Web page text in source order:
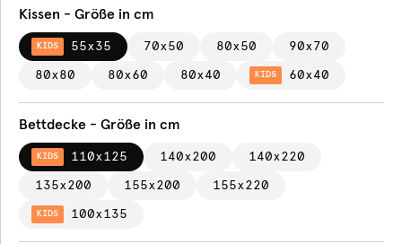
Kissen - Größe in cm
KIDS 55x35 70x50 80x50 90x70
80x80 80x60 80x40 KIDS 60x40
Bettdecke - Größe in cm
KIDS 110x125 140x200 140x220
135x200 155x200 155x220
KIDS 100x135